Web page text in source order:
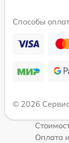
Способы
© 2026
Оплата